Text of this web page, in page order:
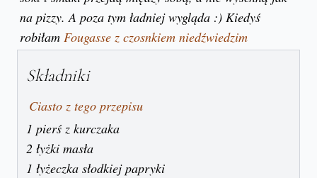
na pizzy. A poza tym ładniej wygląda :) Kiedyś
robiłam Fougasse z czosnkiem niedźwiedzim
Składniki
Ciasto z tego przepisu
1 pierś z kurczaka
2 łyżki masła
1 łyżeczka słodkiej papryki